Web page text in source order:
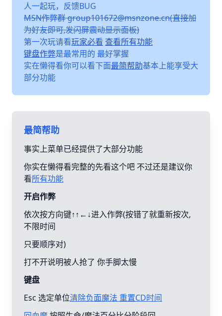
人一起玩，反馈BUG
MSN作弊群 group101672@msnzone.cn(直接加
为好友即可,发闪屏震动显示面板)
第一次玩请看玩家必看 查看所有功能
键盘作弊是最常用的 最好掌握
实在懒得看你可以看下面最简帮助基本上能享受大
部分功能
最简帮助
事实上菜单已经提供了大部分功能
你实在懒得看完整的先看这个吧 不过还是建议你
看所有功能
开启作弊
依次按方向键↑↑←↓进入作弊(按错了就重新按次,
不限时间
只要顺序对)
打不开说明被人抢了 你手脚太慢
键盘
Esc 选定单位清除负面魔法 重置CD时间